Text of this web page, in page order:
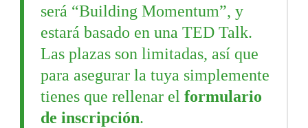
será “Building Momentum”, y
estará basado en una TED Talk.
Las plazas son limitadas, así que
para asegurar la tuya simplemente
tienes que rellenar elformulario
de inscripción.